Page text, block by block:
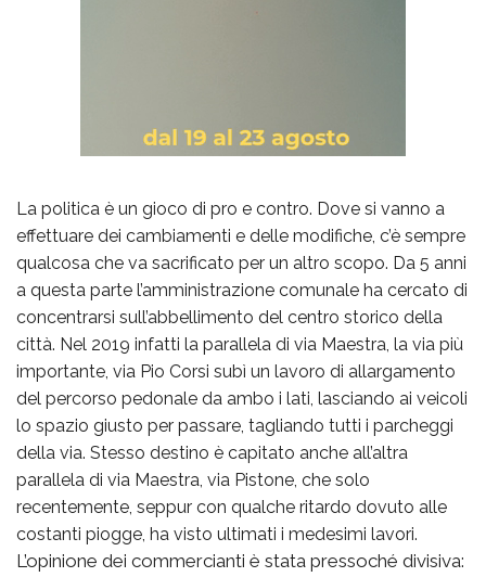
La politica è un gioco di pro e contro. Dove si vanno a
effettuare dei cambiamenti e delle modifiche, c’è sempre
qualcosa che va sacrificato per un altro scopo. Da 5 anni
a questa parte l’amministrazione comunale ha cercato di
concentrarsi sull’abbellimento del centro storico della
città. Nel 2019 infatti la parallela di via Maestra, la via più
importante, via Pio Corsi subì un lavoro di allargamento
del percorso pedonale da ambo i lati, lasciando ai veicoli
lo spazio giusto per passare, tagliando tutti i parcheggi
della via. Stesso destino è capitato anche all’altra
parallela di via Maestra, via Pistone, che solo
recentemente, seppur con qualche ritardo dovuto alle
costanti piogge, ha visto ultimati i medesimi lavori.
L’opinione dei commercianti è stata pressoché divisiva: